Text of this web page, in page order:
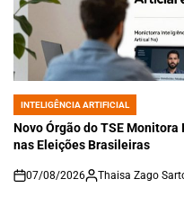
POSTED
IN
INTELIGÊNCIA ARTIFICIAL
Novo Órgão do TSE
nas Eleições Brasileiras
on
07/08/2026 Thaisa Zago